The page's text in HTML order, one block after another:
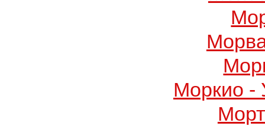
Моркио -